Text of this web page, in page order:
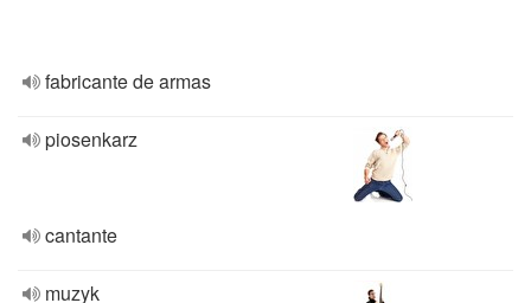
fabricante de armas
piosenkarz
cantante
muzyk